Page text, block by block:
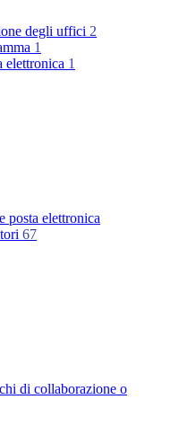
degli uffici 2
1
elettronica 1
posta elettronica
67
di collaborazione o